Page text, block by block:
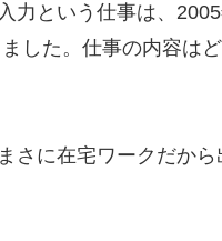
という仕事は、
た。仕事の内容は
に在宅ワークだから